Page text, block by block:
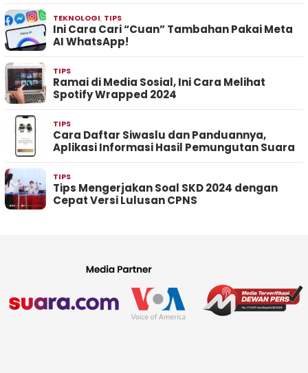
TEKNOLOGI, TIPS
Ini Cara Cari “Cuan” Tambahan Pakai Meta
AI WhatsApp!
TIPS
Ramai di Media Sosial, Ini Cara Melihat
Spotify Wrapped 2024
TIPS
Cara Daftar Siwaslu dan Panduannya,
Aplikasi Informasi Hasil Pemungutan Suara
TIPS
Tips Mengerjakan Soal SKD 2024 dengan
Cepat Versi Lulusan CPNS